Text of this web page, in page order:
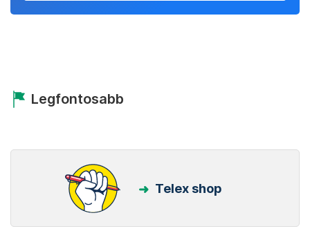
Legfontosabb
Telex shop